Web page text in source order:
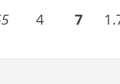
4 7